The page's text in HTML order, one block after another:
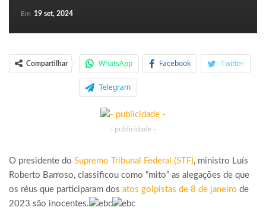
Em 19 set, 2024
Compartilhar WhatsApp Facebook Twitter
Telegram
- publicidade -
O presidente do Supremo Tribunal Federal (STF), ministro Luís
Roberto Barroso, classificou como “mito” as alegações de que
os réus que participaram dos atos golpistas de 8 de janeiro de
2023 são inocentes.